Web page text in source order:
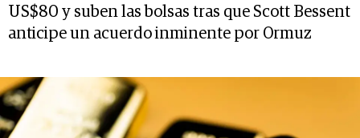
US$80 y suben las bolsas tras que Scott Bessent
anticipe un acuerdo inminente por Ormuz